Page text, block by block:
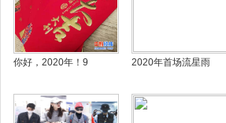
你好，2020年！9 2020年首场流星雨